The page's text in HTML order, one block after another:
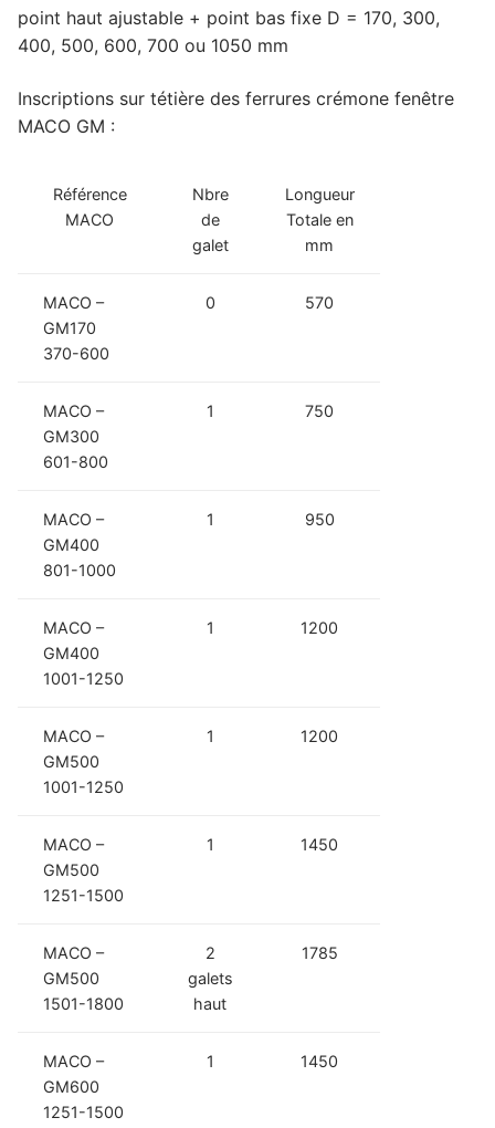
point haut ajustable + point bas fixe D = 170, 300,
400, 500, 600, 700 ou 1050 mm
Inscriptions sur tétière des ferrures crémone fenêtre
MACO GM :
Référence
MACO
Nbre
de
galet
Longueur
Totale en
mm
MACO –
GM170
370-600
0 570
MACO –
GM300
601-800
1 750
MACO –
GM400
801-1000
1 950
MACO –
GM400
1001-1250
1 1200
MACO –
GM500
1001-1250
1 1200
MACO –
GM500
1251-1500
1 1450
MACO –
GM500
1501-1800
2
galets
haut
1785
MACO –
GM600
1251-1500
1 1450